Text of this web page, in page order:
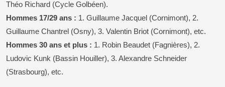
Théo Richard (Cycle Golbéen).
Hommes 17/29 ans : 1. Guillaume Jacquel (Cornimont), 2.
Guillaume Chantrel (Osny), 3. Valentin Briot (Cornimont), etc.
Hommes 30 ans et plus : 1. Robin Beaudet (Fagnières), 2.
Ludovic Kunk (Bassin Houiller), 3. Alexandre Schneider
(Strasbourg), etc.